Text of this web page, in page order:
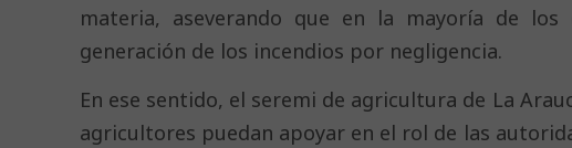
materia, aseverando que en la mayoría de
generación de los incendios por negligencia.
En ese sentido, el seremi de agricultura de La
agricultores puedan apoyar en el rol de las